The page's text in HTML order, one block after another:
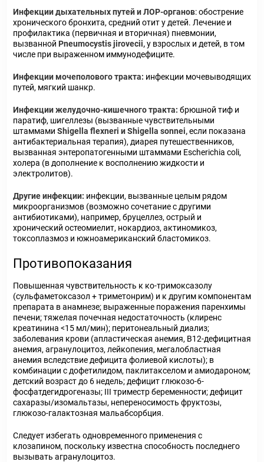
Инфекции дыхательных путей и ЛОР-органов: обострение
хронического бронхита, средний отит у детей. Лечение и
профилактика (первичная и вторичная) пневмонии,
вызванной Pneumocystis jirovecii,у взрослых и детей, в том
числе при выраженном иммунодефиците.
Инфекции мочеполового тракта: инфекции мочевыводящих
путей, мягкий шанкр.
Инфекции желудочно-кишечного тракта: брюшной тиф и
паратиф, шигеллезы (вызванные чувствительными
штаммами Shigella flexneri и Shigella sonnei,если показана
антибактериальная терапия), диарея путешественников,
вызванная энтеропатогенными штаммами Escherichia coli,
холера (в дополнение к восполнению жидкости и
электролитов).
Другие инфекции: инфекции, вызванные целым рядом
микроорганизмов (возможно сочетание с другими
антибиотиками), например, бруцеллез, острый и
хронический остеомиелит, нокардиоз, актиномикоз,
токсоплазмоз и южноамериканский бластомикоз.
Противопоказания
Повышенная чувствительность к ко-тримоксазолу
(сульфаметоксазол + триметонрим) и к другим компонентам
препарата в анамнезе; выраженные поражения паренхимы
печени; тяжелая почечная недостаточность (клиренс
креатинина <15 мл/мин); перитонеальный диализ;
заболевания крови (апластическая анемия, В12-дефицитная
анемия, агранулоцитоз, лейкопения, мегалобластная
анемия вследствие дефицита фолиевой кислоты); в
комбинации с дофетилидом, паклитакселом и амиодароном;
детский возраст до 6 недель; дефицит глюкозо-6-
фосфатдегидрогеназы; III триместр беременности; дефицит
сахаразы/изомальтазы, непереносимость фруктозы,
глюкозо-галактозная мальабсорбция.
Следует избегать одновременного применения с
клозапином, поскольку известна способность последнего
вызывать агранулоцитоз.